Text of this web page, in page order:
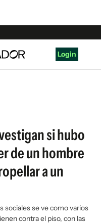
Login
si hubo
de un hombre
a un
sociales se ve como varios
contra el piso, con las